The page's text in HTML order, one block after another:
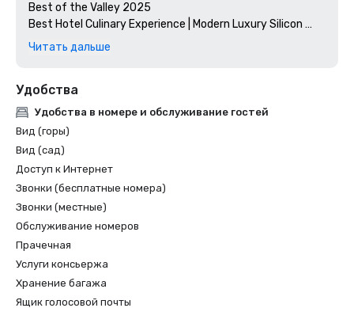
Best of the Valley 2025
Best Hotel Culinary Experience | Modern Luxury Silicon
Valley's Best of the Valley 2025
Читать дальше
Удобства
Удобства в номере и обслуживание гостей
Вид (горы)
Вид (сад)
Доступ к Интернет
Звонки (бесплатные номера)
Звонки (местные)
Обслуживание номеров
Прачечная
Услуги консьержа
Хранение багажа
Ящик голосовой почты